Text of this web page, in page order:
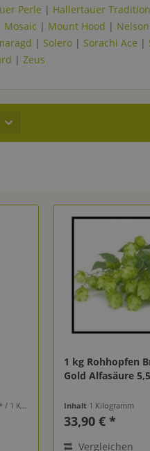
Perle | Hallertauer Tradition
Mosaic | Mount Hood |
| Solero | Sorachi Ace |
| Zeus
1 kg Rohhopfen
Gold Alfasäure
Inhalt 1 Kilogramm
33,90 € *
Vergleichen